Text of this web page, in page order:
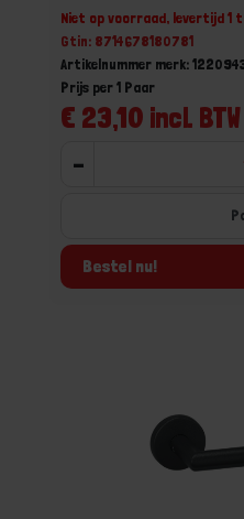
Niet op voorraad, levertijd 1
Gtin: 8714678180781
Artikelnummer merk:
€ 23,10 incl. BTW
Prijs per 1 Paar
-
Bestel nu!